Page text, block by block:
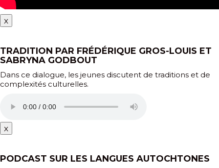
x
TRADITION PAR FRÉDÉRIQUE GROS-LOUIS ET
SABRYNA GODBOUT
Dans ce dialogue, les jeunes discutent de traditions et de
complexités culturelles.
x
PODCAST SUR LES LANGUES AUTOCHTONES